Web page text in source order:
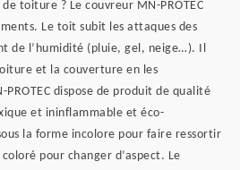
toiture ? Le couvreur MN-PROTEC
Le toit subit les attaques des
de l’humidité (pluie, gel, neige…). Il
et la couverture en les
dispose de produit de qualité
et ininflammable et éco-
la forme incolore pour faire ressortir
pour changer d’aspect. Le